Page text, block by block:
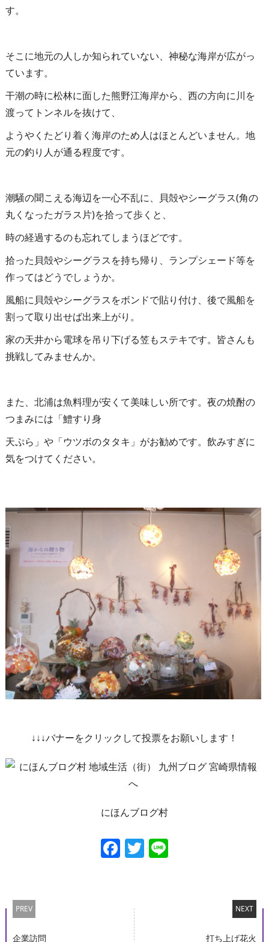
す。
そこに地元の人しか知られていない、神秘な海岸が広がっ
ています。
干潮の時に松林に面した熊野江海岸から、西の方向に川を
渡ってトンネルを抜けて、
ようやくたどり着く海岸のため人はほとんどいません。地
元の釣り人が通る程度です。
潮騒の聞こえる海辺を一心不乱に、貝殻やシーグラス(角の
丸くなったガラス片)を拾って歩くと、
時の経過するのも忘れてしまうほどです。
拾った貝殻やシーグラスを持ち帰り、ランプシェード等を
作ってはどうでしょうか。
風船に貝殻やシーグラスをボンドで貼り付け、後で風船を
割って取り出せば出来上がり。
家の天井から電球を吊り下げる笠もステキです。皆さんも
挑戦してみませんか。
また、北浦は魚料理が安くて美味しい所です。夜の焼酎の
つまみには「鱧すり身
天ぷら」や「ウツボのタタキ」がお勧めです。飲みすぎに
気をつけてください。
↓↓↓バナーをクリックして投票をお願いします！
にほんブログ村
Facebook
Twitter
Line
PREV
企業訪問
NEXT
打ち上げ花火